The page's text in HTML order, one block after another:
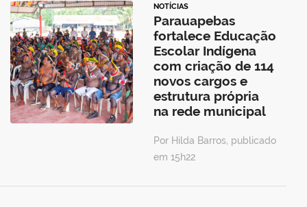
NOTÍCIAS
Parauapebas
fortalece Educação
Escolar Indígena
com criação de 114
novos cargos e
estrutura própria
na rede municipal
Por Hilda Barros, publicado
em 15h22